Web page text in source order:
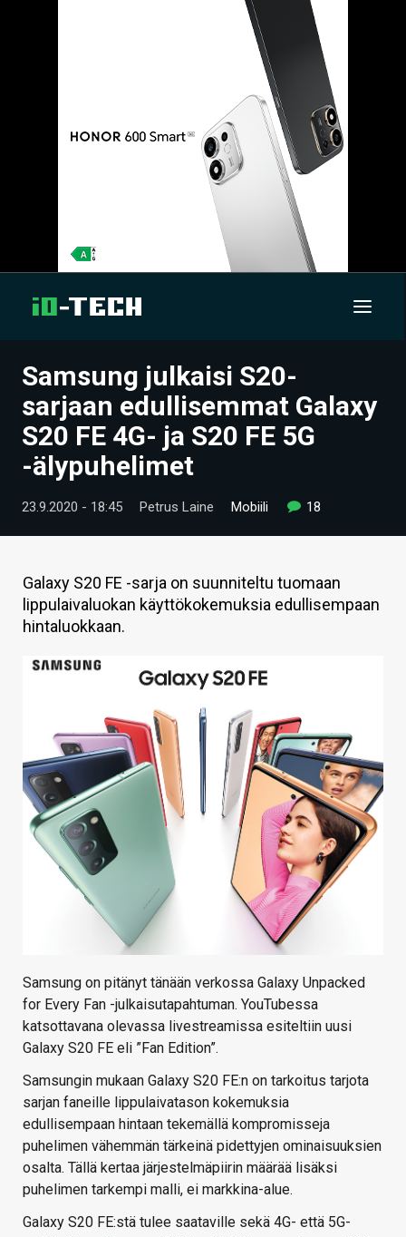
UUTISET
ARTIKKELIT
VIDEOT
TECHBBS
HINTA.FI
KAUPPA
VAIHDA TEEMA
HAKU
Samsung julkaisi S20-
sarjaan edullisemmat Galaxy
S20 FE 4G- ja S20 FE 5G
-älypuhelimet
23.9.2020 - 18:45 Petrus Laine Mobiili 18
Galaxy S20 FE -sarja on suunniteltu tuomaan
lippulaivaluokan käyttökokemuksia edullisempaan
hintaluokkaan.
Samsung on pitänyt tänään verkossa Galaxy Unpacked
for Every Fan -julkaisutapahtuman. YouTubessa
katsottavana olevassa livestreamissa esiteltiin uusi
Galaxy S20 FE eli ”Fan Edition”.
Samsungin mukaan Galaxy S20 FE:n on tarkoitus tarjota
sarjan faneille lippulaivatason kokemuksia
edullisempaan hintaan tekemällä kompromisseja
puhelimen vähemmän tärkeinä pidettyjen ominaisuuksien
osalta. Tällä kertaa järjestelmäpiirin määrää lisäksi
puhelimen tarkempi malli, ei markkina-alue.
Galaxy S20 FE:stä tulee saataville sekä 4G- että 5G-